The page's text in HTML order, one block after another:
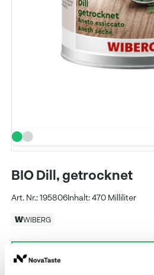
BIO Dill, getrocknet
Art. Nr.: 195806Inhalt: 470 Milliliter
WIBERG
Preise und Verfügbarkeit